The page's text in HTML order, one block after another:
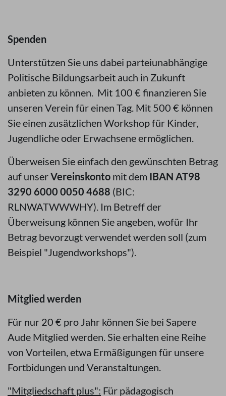
Spenden
Unterstützen Sie uns dabei parteiunabhängige
Politische Bildungsarbeit auch in Zukunft
anbieten zu können. Mit 100 € finanzieren Sie
unseren Verein für einen Tag. Mit 500 € können
Sie einen zusätzlichen Workshop für Kinder,
Jugendliche oder Erwachsene ermöglichen.
Überweisen Sie einfach den gewünschten Betrag
auf unserVereinskonto mit dem IBAN AT98
3290 6000 0050 4688 (BIC:
RLNWATWWWHY). Im Betreff der
Überweisung können Sie angeben, wofür Ihr
Betrag bevorzugt verwendet werden soll (zum
Beispiel "Jugendworkshops").
Mitglied werden
Für nur 20 € pro Jahr können Sie bei Sapere
Aude Mitglied werden. Sie erhalten eine Reihe
von Vorteilen, etwa Ermäßigungen für unsere
Fortbidungen und Veranstaltungen.
"Mitgliedschaft plus": Für pädagogisch